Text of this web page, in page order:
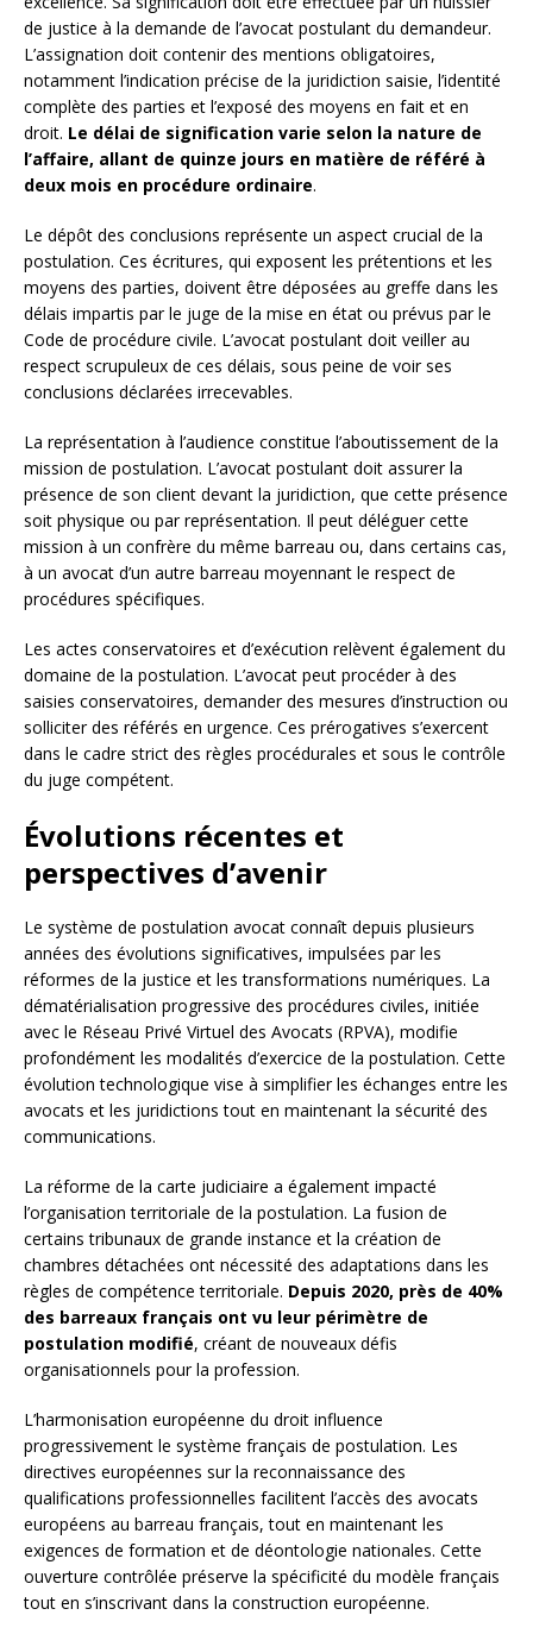
de justice à la demande de l’avocat postulant du demandeur.
L’assignation doit contenir des mentions obligatoires,
notamment l’indication précise de la juridiction saisie, l’identité
complète des parties et l’exposé des moyens en fait et en
droit. Le délai de signification varie selon la nature de
l’affaire, allant de quinze jours en matière de référé à
deux mois en procédure ordinaire.
Le dépôt des conclusions représente un aspect crucial de la
postulation. Ces écritures, qui exposent les prétentions et les
moyens des parties, doivent être déposées au greffe dans les
délais impartis par le juge de la mise en état ou prévus par le
Code de procédure civile. L’avocat postulant doit veiller au
respect scrupuleux de ces délais, sous peine de voir ses
conclusions déclarées irrecevables.
La représentation à l’audience constitue l’aboutissement de la
mission de postulation. L’avocat postulant doit assurer la
présence de son client devant la juridiction, que cette présence
soit physique ou par représentation. Il peut déléguer cette
mission à un confrère du même barreau ou, dans certains cas,
à un avocat d’un autre barreau moyennant le respect de
procédures spécifiques.
Les actes conservatoires et d’exécution relèvent également du
domaine de la postulation. L’avocat peut procéder à des
saisies conservatoires, demander des mesures d’instruction ou
solliciter des référés en urgence. Ces prérogatives s’exercent
dans le cadre strict des règles procédurales et sous le contrôle
du juge compétent.
Évolutions récentes et
perspectives d’avenir
Le système de postulation avocat connaît depuis plusieurs
années des évolutions significatives, impulsées par les
réformes de la justice et les transformations numériques. La
dématérialisation progressive des procédures civiles, initiée
avec le Réseau Privé Virtuel des Avocats (RPVA), modifie
profondément les modalités d’exercice de la postulation. Cette
évolution technologique vise à simplifier les échanges entre les
avocats et les juridictions tout en maintenant la sécurité des
communications.
La réforme de la carte judiciaire a également impacté
l’organisation territoriale de la postulation. La fusion de
certains tribunaux de grande instance et la création de
chambres détachées ont nécessité des adaptations dans les
règles de compétence territoriale. Depuis 2020, près de 40%
des barreaux français ont vu leur périmètre de
postulation modifié, créant de nouveaux défis
organisationnels pour la profession.
L’harmonisation européenne du droit influence
progressivement le système français de postulation. Les
directives européennes sur la reconnaissance des
qualifications professionnelles facilitent l’accès des avocats
européens au barreau français, tout en maintenant les
exigences de formation et de déontologie nationales. Cette
ouverture contrôlée préserve la spécificité du modèle français
tout en s’inscrivant dans la construction européenne.